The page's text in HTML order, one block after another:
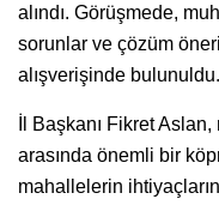
alındı. Görüşmede,
sorunlar ve çözüm
alışverişinde bulunuldu.
İl Başkanı Fikret
arasında önemli bir
mahallelerin